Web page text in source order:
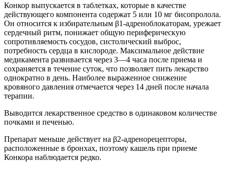
Конкор выпускается в таблетках, которые в качестве
действующего компонента содержат 5 или 10 мг бисопролола.
Он относится к избирательным β1-адреноблокаторам, урежает
сердечный ритм, понижает общую периферическую
сопротивляемость сосудов, систолический выброс,
потребность сердца в кислороде. Максимальное действие
медикамента развивается через 3—4 часа после приема и
сохраняется в течение суток, что позволяет пить лекарство
однократно в день. Наиболее выраженное снижение
кровяного давления отмечается через 14 дней после начала
терапии.
Выводится лекарственное средство в одинаковом количестве
почками и печенью.
Препарат меньше действует на β2-адренорецепторы,
расположенные в бронхах, поэтому кашель при приеме
Конкора наблюдается редко.